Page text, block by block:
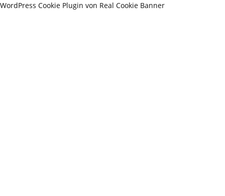
WordPress Cookie Plugin von Real Cookie Banner